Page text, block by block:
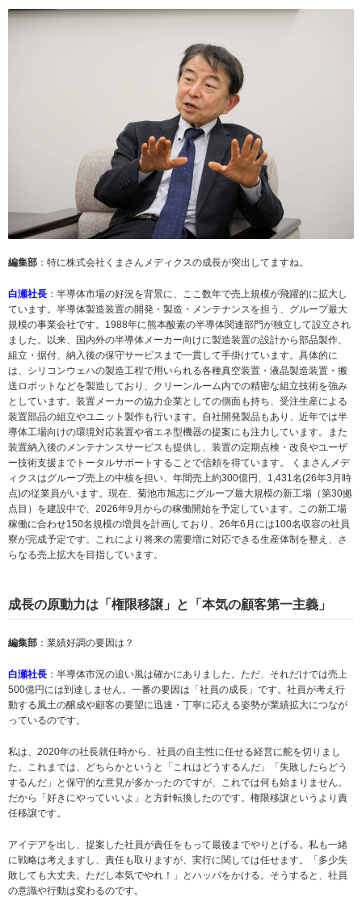
編集部 ：特に株式会社くまさんメディクスの成長が突出してますね。
白瀬社長 ：半導体市場の好況を背景に、ここ数年で売上規模が飛躍的に拡大し
ています。半導体製造装置の開発・製造・メンテナンスを担う、グループ最大
規模の事業会社です。1988年に熊本酸素の半導体関連部門が独立して設立され
ました。以来、国内外の半導体メーカー向けに製造装置の設計から部品製作、
組立・据付、納入後の保守サービスまで一貫して手掛けています。具体的に
は、シリコンウェハの製造工程で用いられる各種真空装置・液晶製造装置・搬
送ロボットなどを製造しており、クリーンルーム内での精密な組立技術を強み
としています。装置メーカーの協力企業としての側面も持ち、受注生産による
装置部品の組立やユニット製作も行います。自社開発製品もあり、近年では半
導体工場向けの環境対応装置や省エネ型機器の提案にも注力しています。また
装置納入後のメンテナンスサービスも提供し、装置の定期点検・改良やユーザ
ー技術支援までトータルサポートすることで信頼を得ています。 くまさんメデ
ィクスはグループ売上の中核を担い、年間売上約300億円、1,431名(26年3月時
点)の従業員がいます。現在、菊池市旭志にグループ最大規模の新工場（第30拠
点目）を建設中で、2026年9月からの稼働開始を予定しています。この新工場
稼働に合わせ150名規模の増員を計画しており、26年6月には100名収容の社員
寮が完成予定です。これにより将来の需要増に対応できる生産体制を整え、さ
らなる売上拡大を目指しています。
成長の原動力は「権限移譲」と「本気の顧客第一主義」
編集部 ：業績好調の要因は？
白瀬社長 ：半導体市況の追い風は確かにありました。ただ、それだけでは売上
500億円には到達しません。一番の要因は「社員の成長」です。社員が考え行
動する風土の醸成や顧客の要望に迅速・丁寧に応える姿勢が業績拡大につなが
っているのです。
私は、2020年の社長就任時から、社員の自主性に任せる経営に舵を切りまし
た。これまでは、どちらかというと「これはどうするんだ」「失敗したらどう
するんだ」と保守的な意見が多かったのですが、これでは何も始まりません。
だから「好きにやっていいよ」と方針転換したのです。権限移譲というより責
任移譲です。
アイデアを出し、提案した社員が責任をもって最後までやりとげる。私も一緒
に戦略は考えますし、責任も取りますが、実行に関しては任せます。「多少失
敗しても大丈夫。ただし本気でやれ！」とハッパをかける。そうすると、社員
の意識や行動は変わるのです。